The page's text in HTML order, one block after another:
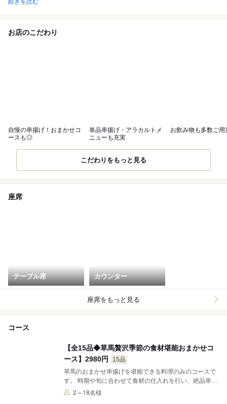
続きを読む
お店のこだわり
自慢の串揚げ！おまかせコ
ースも◎
単品串揚げ・アラカルトメ
ニューも充実
お飲み物も多数ご用
こだわりをもっと見る
座席
テーブル席 カウンター
座席をもっと見る
コース
【全15品◆草馬贅沢季節の食材堪能おまかせコ
ース】2980円
15品
草馬のおまかせ串揚げを堪能できる料理のみのコースで
す。 時期や旬に合わせて食材の仕入れを行い、絶品串揚
げにして楽しんで頂けます。
2～18名様